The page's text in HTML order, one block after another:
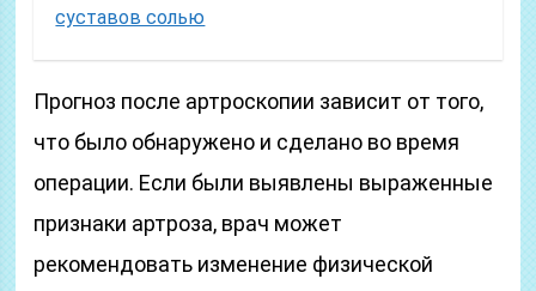
суставов солью
Прогноз после артроскопии зависит от того,
что было обнаружено и сделано во время
операции. Если были выявлены выраженные
признаки артроза, врач может
рекомендовать изменение физической